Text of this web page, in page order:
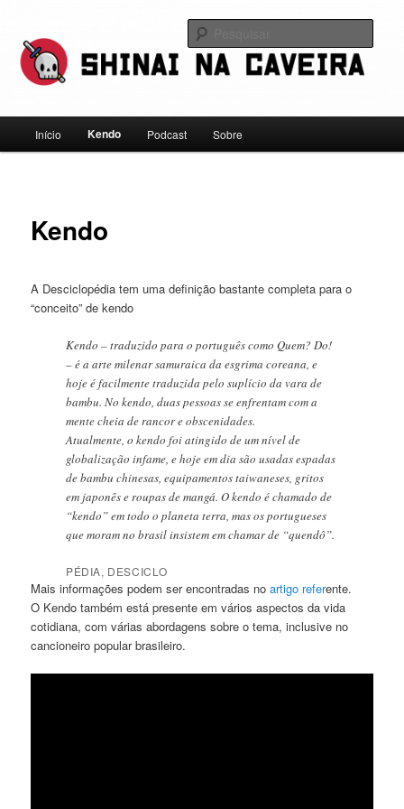
conteúdo
principalShinai na Caveira
principal
Início Kendo Podcast Sobre
Kendo
A Desciclopédia tem uma definição bastante completa para o
“conceito” de kendo
Kendo – traduzido para o português como Quem? Do!
– é a arte milenar samuraica da esgrima coreana, e
hoje é facilmente traduzida pelo suplício da vara de
bambu. No kendo, duas pessoas se enfrentam com a
mente cheia de rancor e obscenidades.
Atualmente, o kendo foi atingido de um nível de
globalização infame, e hoje em dia são usadas espadas
de bambu chinesas, equipamentos taiwaneses, gritos
em japonês e roupas de mangá. O kendo é chamado de
“kendo” em todo o planeta terra, mas os portugueses
que moram no brasil insistem em chamar de “quendô”.
PÉDIA, DESCICLO
Mais informações podem ser encontradas noartigo referente.
O Kendo também está presente em vários aspectos da vida
cotidiana, com várias abordagens sobre o tema, inclusive no
cancioneiro popular brasileiro.